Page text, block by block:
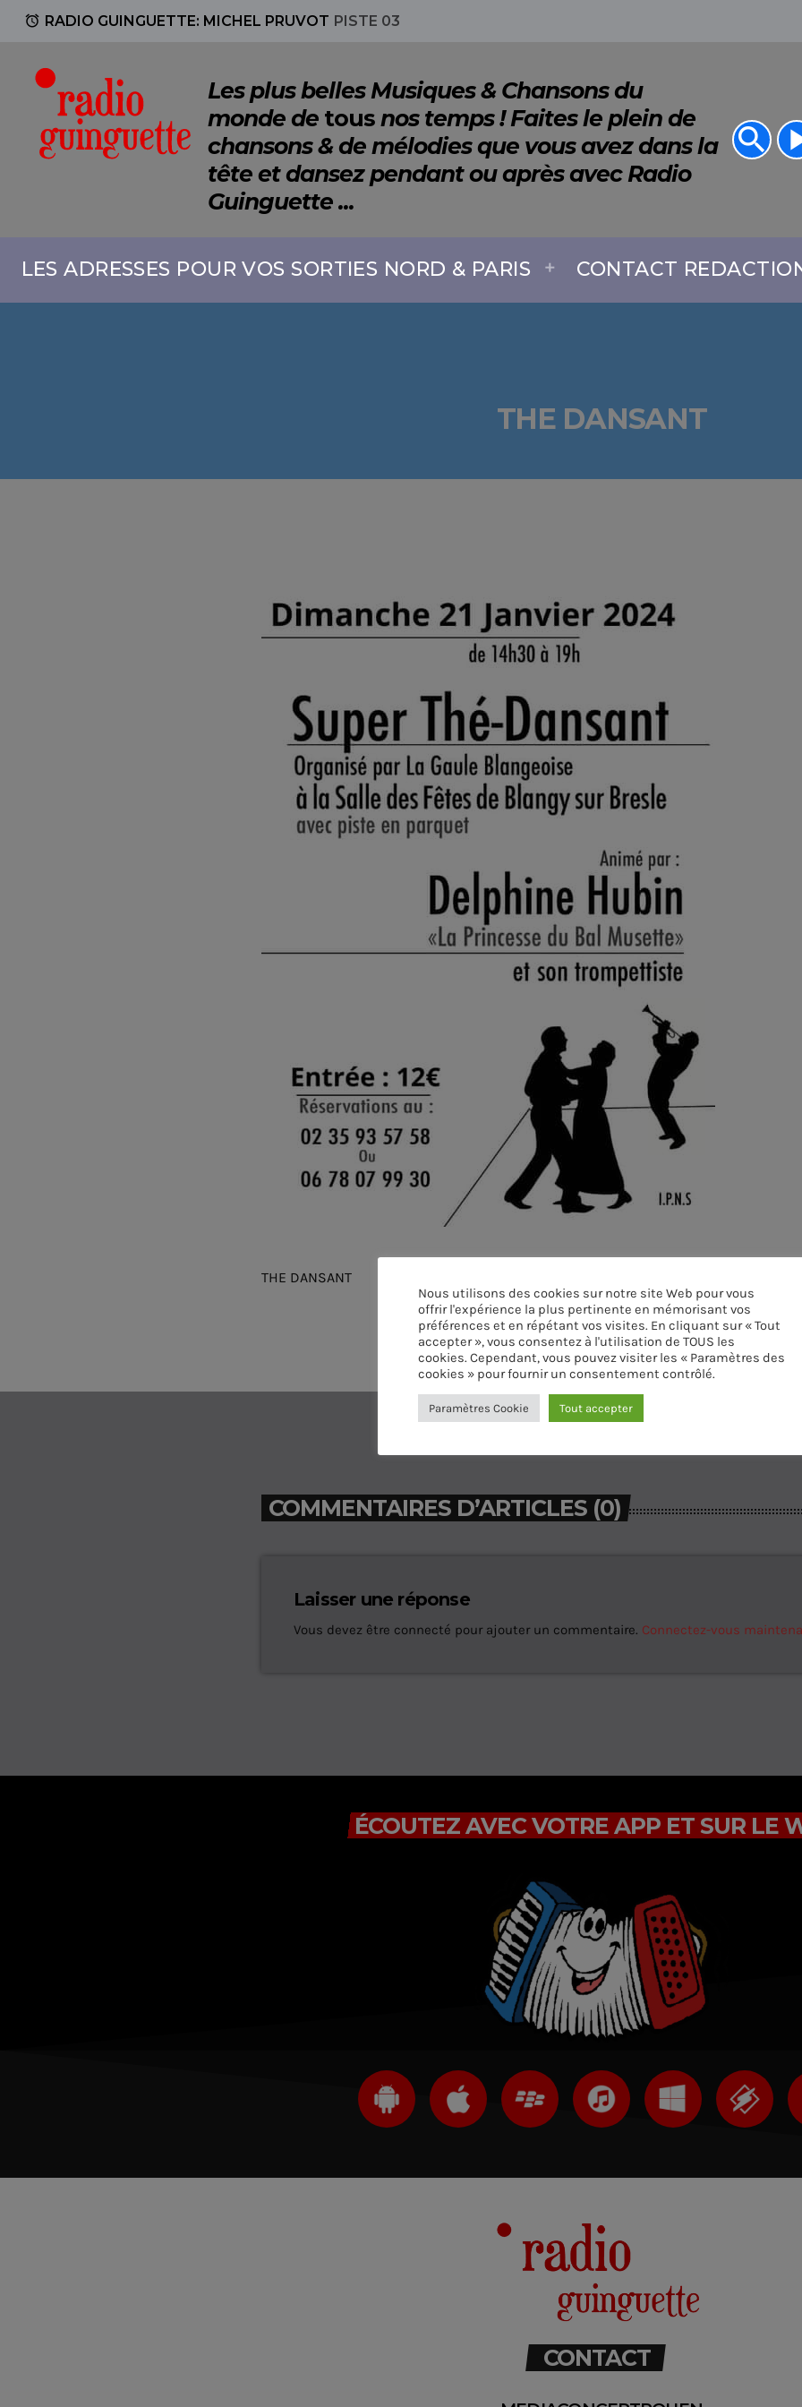
access_alarm RADIO GUINGUETTE: MICHEL PRUVOT PISTE 03
Les plus belles Musiques & Chansons du
monde de tous nos temps ! Faites le plein de
chansons & de mélodies que vous avez dans la
tête et dansez pendant ou après avec Radio
Guinguette ...
LES ADRESSES POUR VOS SORTIES NORD & PARIS CONTACT
search
THE DANSANT
THE DANSANT
COMMENTAIRES D’ARTICLES (0)
Laisser une réponse
Vous devez être connecté pour ajouter un commentaire. Connectez-vous
ÉCOUTEZ AVEC VOTRE APP ET SUR LE
CONTACT
Nous utilisons des cookies sur notre site Web pour vous
offrir l'expérience la plus pertinente en mémorisant vos
préférences et en répétant vos visites. En cliquant sur « Tout
accepter », vous consentez à l'utilisation de TOUS les
cookies. Cependant, vous pouvez visiter les « Paramètres des
cookies » pour fournir un consentement contrôlé.
Paramètres Cookie Tout accepter